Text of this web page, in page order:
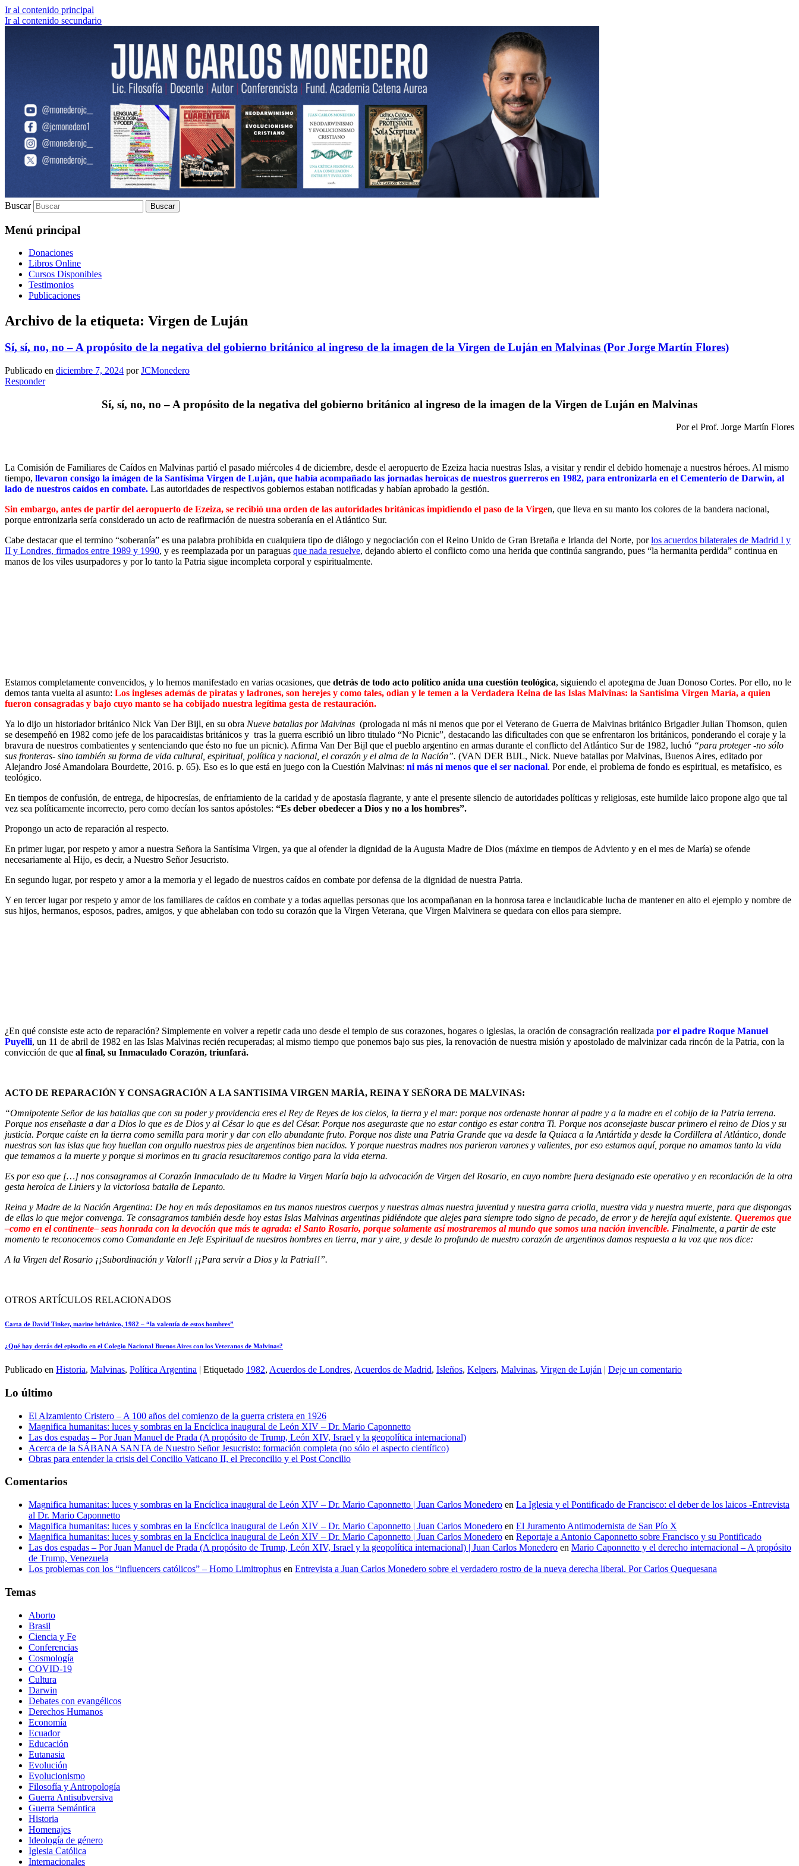
Ir al contenido principal
Ir al contenido secundario
Juan Carlos Monedero
Lic. Filosofía | Docente | Autor | Conferencista | Fund. Academia Catena Aurea
Buscar
Menú principal
Donaciones
Libros Online
Cursos Disponibles
Testimonios
Publicaciones
Archivo de la etiqueta: Virgen de Luján
Sí, sí, no, no – A propósito de la negativa del gobierno británico al ingreso de la imagen de la Virgen de Luján en Malvinas (Por Jorge Martín Flores)
Publicado en diciembre 7, 2024 porJCMonedero
Responder
Sí, sí, no, no – A propósito de la negativa del gobierno británico al ingreso de la imagen de la Virgen de Luján en Malvinas
Por el Prof. Jorge Martín Flores
La Comisión de Familiares de Caídos en Malvinas partió el pasado miércoles 4 de diciembre, desde el aeropuerto de Ezeiza hacia nuestras Islas, a visitar y rendir el debido homenaje a nuestros héroes. Al mismo
tiempo, llevaron consigo la imágen de la Santísima Virgen de Luján, que había acompañado las jornadas heroicas de nuestros guerreros en 1982, para entronizarla en el Cementerio de Darwin, al
lado de nuestros caídos en combate. Las autoridades de respectivos gobiernos estaban notificadas y habían aprobado la gestión.
Sin embargo, antes de partir del aeropuerto de Ezeiza, se recibió una orden de las autoridades británicas impidiendo el paso de la Virgen, que lleva en su manto los colores de la bandera nacional,
porque entronizarla sería considerado un acto de reafirmación de nuestra soberanía en el Atlántico Sur.
Cabe destacar que el termino “soberanía” es una palabra prohibida en cualquiera tipo de diálogo y negociación con el Reino Unido de Gran Bretaña e Irlanda del Norte, porlos acuerdos bilaterales de Madrid I y
II y Londres, firmados entre 1989 y 1990, y es reemplazada por un paraguas que nada resuelve, dejando abierto el conflicto como una herida que continúa sangrando, pues “la hermanita perdida” continua en
manos de los viles usurpadores y por lo tanto la Patria sigue incompleta corporal y espiritualmente.
Estamos completamente convencidos, y lo hemos manifestado en varias ocasiones, que detrás de todo acto político anida una cuestión teológica, siguiendo el apotegma de Juan Donoso Cortes. Por ello, no le
demos tanta vuelta al asunto: Los ingleses además de piratas y ladrones, son herejes y como tales, odian y le temen a la Verdadera Reina de las Islas Malvinas: la Santísima Virgen María, a quien
fueron consagradas y bajo cuyo manto se ha cobijado nuestra legítima gesta de restauración.
Ya lo dijo un historiador británico Nick Van Der Bijl, en su obra Nueve batallas por Malvinas (prologada ni más ni menos que por el Veterano de Guerra de Malvinas británico Brigadier Julian Thomson, quien
se desempeñó en 1982 como jefe de los paracaidistas británicos y tras la guerra escribió un libro titulado “No Picnic”, destacando las dificultades con que se enfrentaron los británicos, ponderando el coraje y la
bravura de nuestros combatientes y sentenciando que ésto no fue un picnic). Afirma Van Der Bijl que el pueblo argentino en armas durante el conflicto del Atlántico Sur de 1982, luchó “para proteger -no sólo
sus fronteras- sino también su forma de vida cultural, espiritual, política y nacional, el corazón y el alma de la Nación”. (VAN DER BIJL, Nick. Nueve batallas por Malvinas, Buenos Aires, editado por
Alejandro José Amandolara Bourdette, 2016. p. 65). Eso es lo que está en juego con la Cuestión Malvinas: ni más ni menos que el ser nacional. Por ende, el problema de fondo es espiritual, es metafísico, es
teológico.
En tiempos de confusión, de entrega, de hipocresías, de enfriamiento de la caridad y de apostasía flagrante, y ante el presente silencio de autoridades políticas y religiosas, este humilde laico propone algo que tal
vez sea políticamente incorrecto, pero como decían los santos apóstoles: “Es deber obedecer a Dios y no a los hombres”.
Propongo un acto de reparación al respecto.
En primer lugar, por respeto y amor a nuestra Señora la Santísima Virgen, ya que al ofender la dignidad de la Augusta Madre de Dios (máxime en tiempos de Adviento y en el mes de María) se ofende
necesariamente al Hijo, es decir, a Nuestro Señor Jesucristo.
En segundo lugar, por respeto y amor a la memoria y el legado de nuestros caídos en combate por defensa de la dignidad de nuestra Patria.
Y en tercer lugar por respeto y amor de los familiares de caídos en combate y a todas aquellas personas que los acompañanan en la honrosa tarea e inclaudicable lucha de mantener en alto el ejemplo y nombre de
sus hijos, hermanos, esposos, padres, amigos, y que abhelaban con todo su corazón que la Virgen Veterana, que Virgen Malvinera se quedara con ellos para siempre.
¿En qué consiste este acto de reparación? Simplemente en volver a repetir cada uno desde el templo de sus corazones, hogares o iglesias, la oración de consagración realizada por el padre Roque Manuel
Puyelli, un 11 de abril de 1982 en las Islas Malvinas recién recuperadas; al mismo tiempo que ponemos bajo sus pies, la renovación de nuestra misión y apostolado de malvinizar cada rincón de la Patria, con la
convicción de que al final, su Inmaculado Corazón, triunfará.
ACTO DE REPARACIÓN Y CONSAGRACIÓN A LA SANTISIMA VIRGEN MARÍA, REINA Y SEÑORA DE MALVINAS:
“Omnipotente Señor de las batallas que con su poder y providencia eres el Rey de Reyes de los cielos, la tierra y el mar: porque nos ordenaste honrar al padre y a la madre en el cobijo de la Patria terrena.
Porque nos enseñaste a dar a Dios lo que es de Dios y al César lo que es del César. Porque nos aseguraste que no estar contigo es estar contra Ti. Porque nos aconsejaste buscar primero el reino de Dios y su
justicia. Porque caíste en la tierra como semilla para morir y dar con ello abundante fruto. Porque nos diste una Patria Grande que va desde la Quiaca a la Antártida y desde la Cordillera al Atlántico, donde
nuestras son las islas que hoy huellan con orgullo nuestros pies de argentinos bien nacidos. Y porque nuestras madres nos parieron varones y valientes, por eso estamos aquí, porque no amamos tanto la vida
que temamos a la muerte y porque si morimos en tu gracia resucitaremos contigo para la vida eterna.
Es por eso que […] nos consagramos al Corazón Inmaculado de tu Madre la Virgen María bajo la advocación de Virgen del Rosario, en cuyo nombre fuera designado este operativo y en recordación de la otra
gesta heroica de Liniers y la victoriosa batalla de Lepanto.
Reina y Madre de la Nación Argentina: De hoy en más depositamos en tus manos nuestros cuerpos y nuestras almas nuestra juventud y nuestra garra criolla, nuestra vida y nuestra muerte, para que dispongas
de ellas lo que mejor convenga. Te consagramos también desde hoy estas Islas Malvinas argentinas pidiéndote que alejes para siempre todo signo de pecado, de error y de herejía aquí existente. Queremos que
–como en el continente– seas honrada con la devoción que más te agrada: el Santo Rosario, porque solamente así mostraremos al mundo que somos una nación invencible. Finalmente, a partir de este
momento te reconocemos como Comandante en Jefe Espiritual de nuestros hombres en tierra, mar y aire, y desde lo profundo de nuestro corazón de argentinos damos respuesta a la voz que nos dice:
A la Virgen del Rosario ¡¡Subordinación y Valor!! ¡¡Para servir a Dios y la Patria!!”.
OTROS ARTÍCULOS RELACIONADOS
Carta de David Tinker, marine británico, 1982 – “la valentía de estos hombres”
¿Qué hay detrás del episodio en el Colegio Nacional Buenos Aires con los Veteranos de Malvinas?
Publicado en Historia, Malvinas, Política Argentina | Etiquetado 1982, Acuerdos de Londres, Acuerdos de Madrid, Isleños, Kelpers, Malvinas, Virgen de Luján | Deje un comentario
Lo último
El Alzamiento Cristero – A 100 años del comienzo de la guerra cristera en 1926
Magnifica humanitas: luces y sombras en la Encíclica inaugural de León XIV – Dr. Mario Caponnetto
Las dos espadas – Por Juan Manuel de Prada (A propósito de Trump, León XIV, Israel y la geopolítica internacional)
Acerca de la SÁBANA SANTA de Nuestro Señor Jesucristo: formación completa (no sólo el aspecto científico)
Obras para entender la crisis del Concilio Vaticano II, el Preconcilio y el Post Concilio
Comentarios
Magnifica humanitas: luces y sombras en la Encíclica inaugural de León XIV – Dr. Mario Caponnetto | Juan Carlos Monedero en La Iglesia y el Pontificado de Francisco: el deber de los laicos -Entrevista
al Dr. Mario Caponnetto
Magnifica humanitas: luces y sombras en la Encíclica inaugural de León XIV – Dr. Mario Caponnetto | Juan Carlos Monedero en El Juramento Antimodernista de San Pío X
Magnifica humanitas: luces y sombras en la Encíclica inaugural de León XIV – Dr. Mario Caponnetto | Juan Carlos Monedero en Reportaje a Antonio Caponnetto sobre Francisco y su Pontificado
Las dos espadas – Por Juan Manuel de Prada (A propósito de Trump, León XIV, Israel y la geopolítica internacional) | Juan Carlos Monedero en Mario Caponnetto y el derecho internacional – A propósito
de Trump, Venezuela
Los problemas con los “influencers católicos” – Homo Limitrophus en Entrevista a Juan Carlos Monedero sobre el verdadero rostro de la nueva derecha liberal. Por Carlos Quequesana
Temas
Aborto
Brasil
Ciencia y Fe
Conferencias
Cosmología
COVID-19
Cultura
Darwin
Debates con evangélicos
Derechos Humanos
Economía
Ecuador
Educación
Eutanasia
Evolución
Evolucionismo
Filosofía y Antropología
Guerra Antisubversiva
Guerra Semántica
Historia
Homenajes
Ideología de género
Iglesia Católica
Internacionales